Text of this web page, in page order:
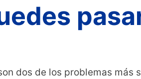
dos de los problemas